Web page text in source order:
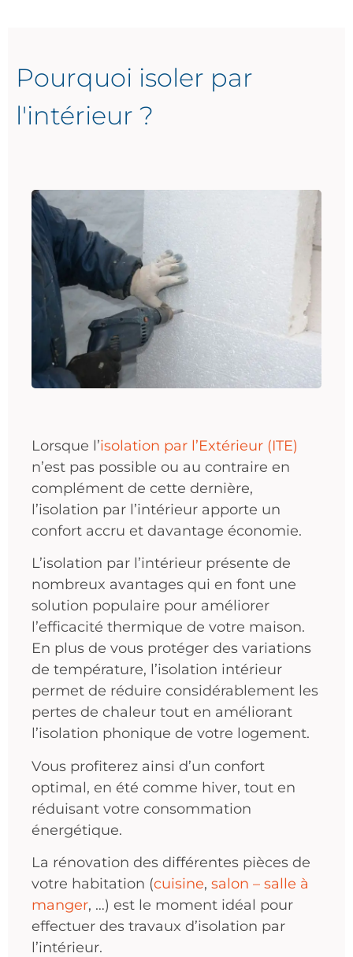
Pourquoi isoler par
l'intérieur ?
Lorsque l’isolation par l’Extérieur (ITE)
n’est pas possible ou au contraire en
complément de cette dernière,
l’isolation par l’intérieur apporte un
confort accru et davantage économie.
L’isolation par l’intérieur présente de
nombreux avantages qui en font une
solution populaire pour améliorer
l’efficacité thermique de votre maison.
En plus de vous protéger des variations
de température, l’isolation intérieur
permet de réduire considérablement les
pertes de chaleur tout en améliorant
l’isolation phonique de votre logement.
Vous profiterez ainsi d’un confort
optimal, en été comme hiver, tout en
réduisant votre consommation
énergétique.
La rénovation des différentes pièces de
votre habitation (cuisine, salon – salle à
manger, …) est le moment idéal pour
effectuer des travaux d’isolation par
l’intérieur.